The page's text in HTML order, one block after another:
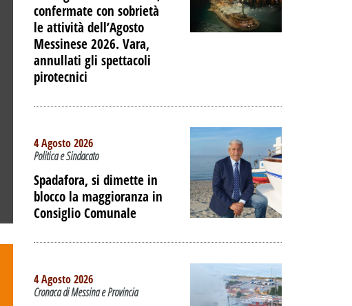
confermate con sobrietà
le attività dell’Agosto
Messinese 2026. Vara,
annullati gli spettacoli
pirotecnici
4 Agosto 2026
Politica e Sindacato
Spadafora, si dimette in
blocco la maggioranza in
Consiglio Comunale
4 Agosto 2026
Cronaca di Messina e Provincia